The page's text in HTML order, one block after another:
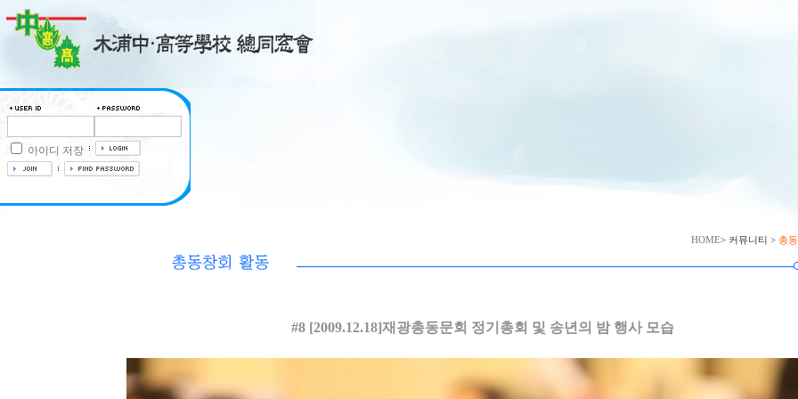
아이디 저장
HOME> 커뮤니티 > 총
#8 [2009.12.18]재광총동문회 정기총회 및 송년의 밤 행사 모습